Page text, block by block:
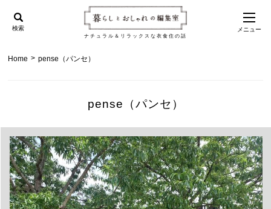
ナチュラル＆リラックスな衣食住の話
検索 メニュー
Home > pense（パンセ）
pense（パンセ）